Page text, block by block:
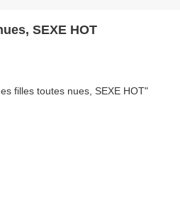
SEXE HOT